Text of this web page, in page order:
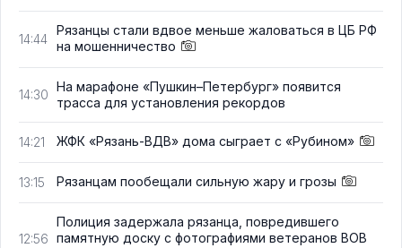
14:44
Рязанцы стали вдвое меньше жаловаться в ЦБ РФ
на мошенничество
14:30
На марафоне «Пушкин–Петербург» появится
трасса для установления рекордов
14:21 ЖФК «Рязань-ВДВ» дома сыграет с «Рубином»
13:15 Рязанцам пообещали сильную жару и грозы
12:56
Полиция задержала рязанца, повредившего
памятную доску с фотографиями ветеранов ВОВ